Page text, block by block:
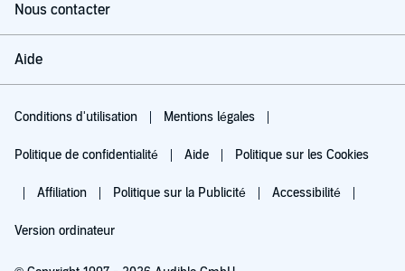
Nous contacter
Aide
Conditions d'utilisation Mentions légales
Politique de confidentialité Aide Politique sur les Cookies
Affiliation Politique sur la Publicité Accessibilité
Version ordinateur